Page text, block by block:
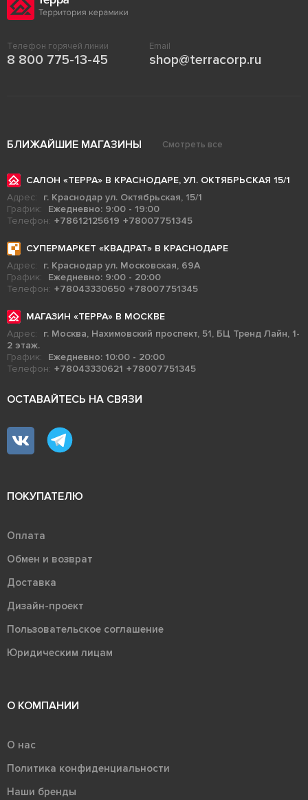
Телефон горячей линии
8 800 775-13-45
Email
shop@terracorp.ru
БЛИЖАЙШИЕ МАГАЗИНЫ Смотреть все
САЛОН «ТЕРРА» В КРАСНОДАРЕ, УЛ. ОКТЯБРЬСКАЯ 15/1
Адрес:
г. Краснодар ул. Октябрьская, 15/1
График:
Ежедневно: 9:00 - 19:00
Телефон: +78612125619 +78007751345
СУПЕРМАРКЕТ «КВАДРАТ» В КРАСНОДАРЕ
Адрес:
г. Краснодар ул. Московская, 69А
График:
Ежедневно: 9:00 - 20:00
Телефон: +78043330650 +78007751345
МАГАЗИН «ТЕРРА» В МОСКВЕ
Адрес:
г. Москва, Нахимовский проспект, 51, БЦ Тренд Лайн, 1-
2 этаж.
График:
Ежедневно: 10:00 - 20:00
Телефон: +78043330621 +78007751345
ОСТАВАЙТЕСЬ НА СВЯЗИ
ПОКУПАТЕЛЮ
Оплата
Обмен и возврат
Доставка
Дизайн-проект
Пользовательское соглашение
Юридическим лицам
О КОМПАНИИ
О нас
Политика конфиденциальности
Наши бренды